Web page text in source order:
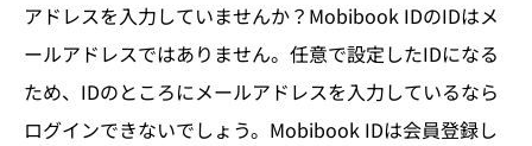
アドレスを入力していませんか？Mobibook IDのIDはメ
ールアドレスではありません。任意で設定したIDになる
ため、IDのところにメールアドレスを入力しているなら
ログインできないでしょう。Mobibook IDは会員登録し